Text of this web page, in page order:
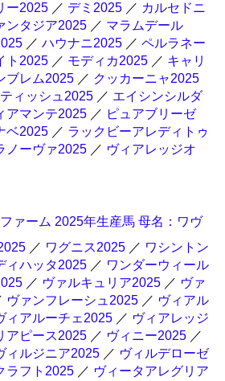
ー2025 ／ デミ2025 ／ カルセドニ
ンタジア2025 ／ マラムデール
／ ハウナニ2025 ／ ペルラネー
ト2025 ／ モディカ2025 ／ キャリ
ブレム2025 ／ クッカーニャ2025
ィッシュ2025 ／ エイシンシルダ
アマンテ2025 ／ ピュアブリーゼ
ベ2025 ／ ラックビーアレディトゥ
ノーヴァ2025 ／ ヴィアレッジオ
ァーム 2025年生産馬 母名：ワヴ
／ ワグニス2025 ／ ワシントン
ィハッタ2025 ／ ワンダーウィール
／ ヴァルキュリア2025 ／ ヴァ
ヴァンフレーシュ2025 ／ ヴィアル
ィアルーチェ2025 ／ ヴィアレッジ
アピース2025 ／ ヴィニー2025 ／
ィルジニア2025 ／ ヴィルデローゼ
ラフト2025 ／ ヴィータアレグリア